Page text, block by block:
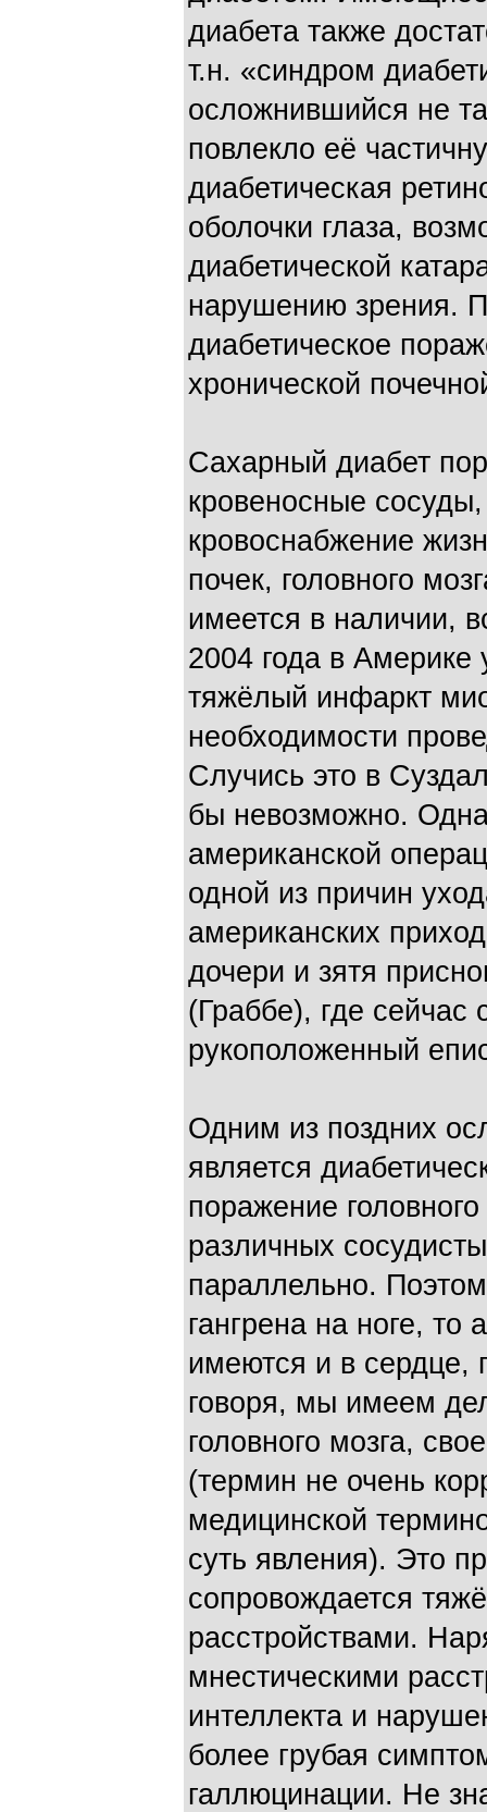
диабета также
т.н. «синдром
осложнившийся не
повлекло её
диабетическая
оболочки глаза,
диабетической
нарушению зрения.
диабетическое
хронической
Сахарный диабет
кровеносные
кровоснабжение
почек, головного
имеется в наличии,
2004 года в Америке
тяжёлый инфаркт
необходимости
Случись это в
бы невозможно.
американской
одной из причин
американских
дочери и зятя
(Граббе), где сейчас
рукоположенный
Одним из поздних
является
поражение
различных
параллельно.
гангрена на ноге, то
имеются и в сердце,
говоря, мы имеем
головного мозга,
(термин не очень
медицинской
суть явления). Это
сопровождается
расстройствами.
мнестическими
интеллекта и
более грубая
галлюцинации. Не